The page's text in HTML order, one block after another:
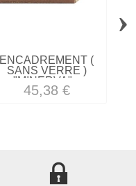
ENCADREMENT (
SANS VERRE )
"MINERVA"...
45,38 €
›